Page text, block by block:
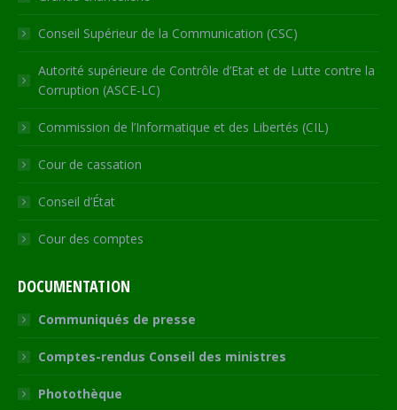
Conseil Supérieur de la Communication (CSC)
Autorité supérieure de Contrôle d’Etat et de Lutte contre la
Corruption (ASCE-LC)
Commission de l’Informatique et des Libertés (CIL)
Cour de cassation
Conseil d’État
Cour des comptes
DOCUMENTATION
Communiqués de presse
Comptes-rendus Conseil des ministres
Photothèque